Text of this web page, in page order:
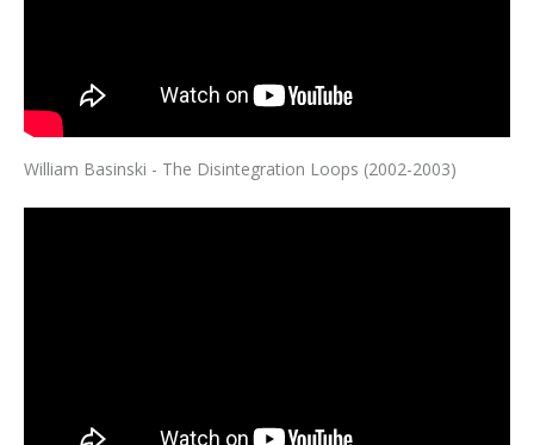
William Basinski - The Disintegration Loops (2002-2003)